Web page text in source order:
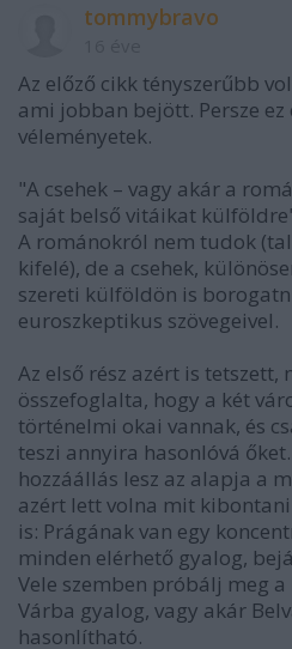
tommybravo
Az előző cikk tényszerűbb
ami jobban bejött. Persze ez
véleményetek.
"A csehek – vagy akár a
saját belső vitáikat
A románokról nem tudok
kifelé), de a csehek,
szereti külföldön is
euroszkeptikus szövegeivel.
Az első rész azért is tetszett,
összefoglalta, hogy a két
történelmi okai vannak, és
teszi annyira hasonlóvá
hozzáállás lesz az alapja a
azért lett volna mit
is: Prágának van egy
minden elérhető gyalog,
Vele szemben próbálj meg
Várba gyalog, vagy akár
hasonlítható.